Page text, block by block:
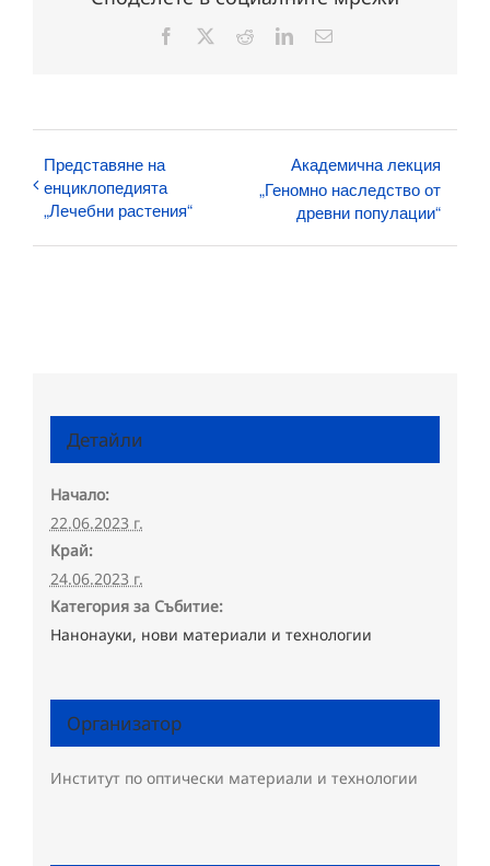
Facebook RedditLinkedInЕлектронна
Представяне на
енциклопедията
„Лечебни растения“
Академична лекция
„Геномно наследство от
древни популации“
Детайли
Начало:
22.06.2023 г.
Край:
24.06.2023 г.
Категория за Събитие:
Нанонауки, нови материали и технологии
Организатор
Институт по оптически материали и технологии